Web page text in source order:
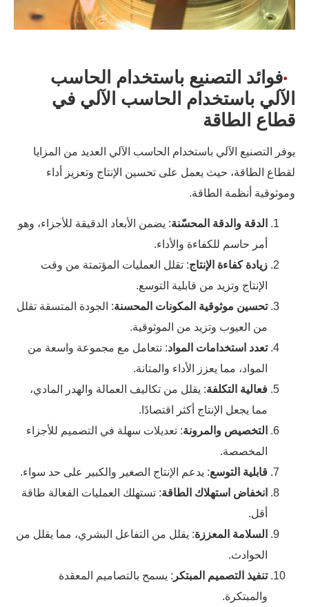
فوائد التصنيع باستخدام الحاسب
الآلي باستخدام الحاسب الآلي في
قطاع الطاقة
يوفر التصنيع الآلي باستخدام الحاسب الآلي العديد من المزايا
لقطاع الطاقة، حيث يعمل على تحسين الإنتاج وتعزيز أداء
وموثوقية أنظمة الطاقة.
الدقة والدقة المحسّنة: يضمن الأبعاد الدقيقة للأجزاء، وهو
أمر حاسم للكفاءة والأداء.
زيادة كفاءة الإنتاج: تقلل العمليات المؤتمتة من وقت
الإنتاج وتزيد من قابلية التوسع.
تحسين موثوقية المكونات المحسنة: الجودة المتسقة تقلل
من العيوب وتزيد من الموثوقية.
تعدد استخدامات المواد: تتعامل مع مجموعة واسعة من
المواد، مما يعزز الأداء والمتانة.
فعالية التكلفة: يقلل من تكاليف العمالة والهدر المادي،
مما يجعل الإنتاج أكثر اقتصادًا.
التخصيص والمرونة: تعديلات سهلة في التصميم للأجزاء
المخصصة.
قابلية التوسع: يدعم الإنتاج الصغير والكبير على حد سواء.
انخفاض استهلاك الطاقة: تستهلك العمليات الفعالة طاقة
أقل.
السلامة المعززة: يقلل من التفاعل البشري، مما يقلل من
الحوادث.
تنفيذ التصميم المبتكر: يسمح بالتصاميم المعقدة
والمبتكرة.